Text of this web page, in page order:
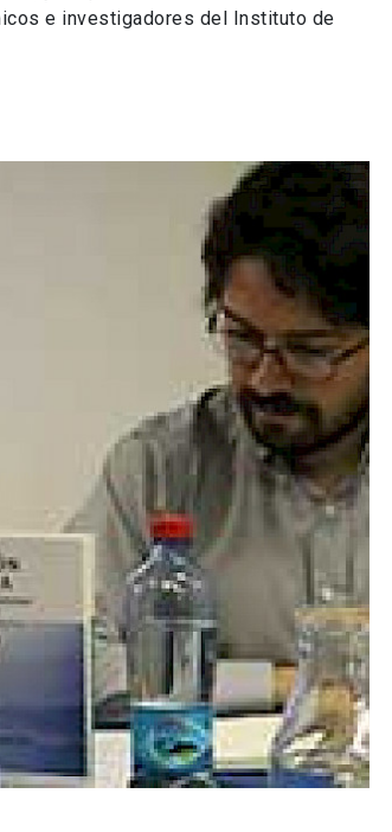
e investigadores del Instituto de